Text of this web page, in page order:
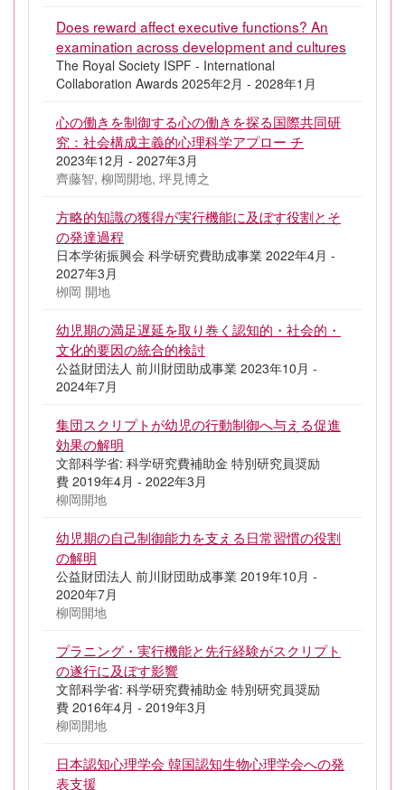
Does reward affect executive functions? An
examination across development and cultures
The Royal Society ISPF - International
Collaboration Awards 2025年2月 - 2028年1月
心の働きを制御する心の働きを探る国際共同研
究：社会構成主義的心理科学アプロー チ
2023年12月 - 2027年3月
齊藤智, 柳岡開地, 坪見博之
方略的知識の獲得が実行機能に及ぼす役割とそ
の発達過程
日本学術振興会 科学研究費助成事業 2022年4月 -
2027年3月
栁岡 開地
幼児期の満足遅延を取り巻く認知的・社会的・
文化的要因の統合的検討
公益財団法人 前川財団助成事業 2023年10月 -
2024年7月
集団スクリプトが幼児の行動制御へ与える促進
効果の解明
文部科学省: 科学研究費補助金 特別研究員奨励
費 2019年4月 - 2022年3月
柳岡開地
幼児期の自己制御能力を支える日常習慣の役割
の解明
公益財団法人 前川財団助成事業 2019年10月 -
2020年7月
柳岡開地
プラニング・実行機能と先行経験がスクリプト
の遂行に及ぼす影響
文部科学省: 科学研究費補助金 特別研究員奨励
費 2016年4月 - 2019年3月
柳岡開地
日本認知心理学会 韓国認知生物心理学会への発
表支援